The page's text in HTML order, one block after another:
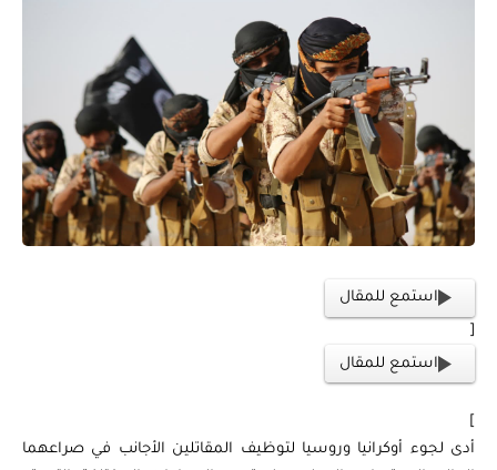
استمع للمقال
استمع للمقال
أدى لجوء أوكرانيا وروسيا لتوظيف المقاتلين الأجانب في صراعهما